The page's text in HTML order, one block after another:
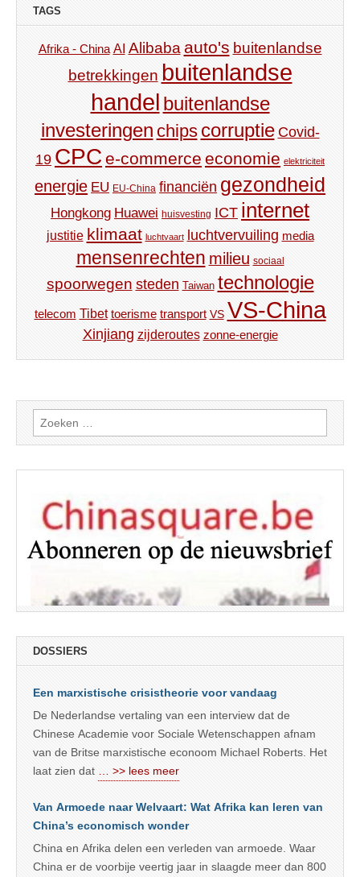
TAGS
Afrika - China AI Alibaba auto's buitenlandse
betrekkingen buitenlandse
handel buitenlandse
investeringen chips corruptie Covid-
19 CPC e-commerce economie elektriciteit
energie EU EU-China financiën gezondheid
Hongkong Huawei huisvesting ICT internet
justitie klimaat luchtvaart luchtvervuiling media
mensenrechten milieu sociaal
spoorwegen steden Taiwan technologie
telecom Tibet toerisme transport VS VS-China
Xinjiang zijderoutes zonne-energie
Zoeken
naar:
DOSSIERS
Een marxistische crisistheorie voor vandaag
De Nederlandse vertaling van een interview dat de
Chinese Academie voor Sociale Wetenschappen afnam
van de Britse marxistische econoom Michael Roberts. Het
laat zien dat
… >> lees meer
Van Armoede naar Welvaart: Wat Afrika kan leren van
China’s economisch wonder
China en Afrika delen een verleden van armoede. Waar
China er de voorbije veertig jaar in slaagde meer dan 800